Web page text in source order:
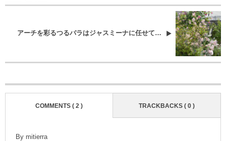
アーチを彩るつるバラはジャスミーナに任せて…
COMMENTS ( 2 ) TRACKBACKS ( 0 )
By mitierra